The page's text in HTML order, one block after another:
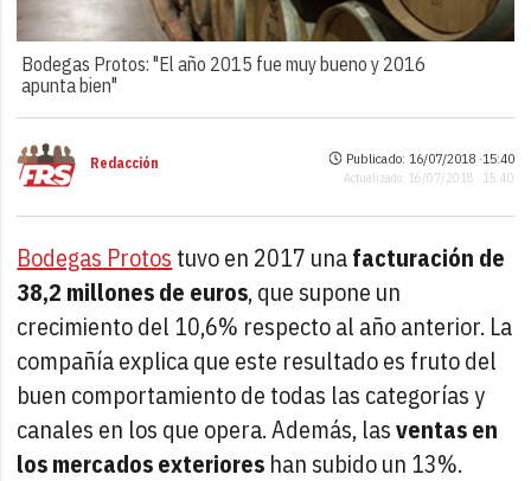
Bodegas Protos: "El año 2015 fue muy bueno y 2016
apunta bien"
Redacción Publicado: 16/07/2018 ·15:40
Actualizado: 16/07/2018 · 15:40
Bodegas Protos tuvo en 2017 unafacturación de
38,2 millones de euros, que supone un
crecimiento del 10,6% respecto al año anterior. La
compañía explica que este resultado es fruto del
buen comportamiento de todas las categorías y
canales en los que opera. Además, lasventas en
los mercados exteriores han subido un 13%.